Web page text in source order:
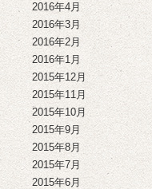
2016年4月
2016年3月
2016年2月
2016年1月
2015年12月
2015年11月
2015年10月
2015年9月
2015年8月
2015年7月
2015年6月